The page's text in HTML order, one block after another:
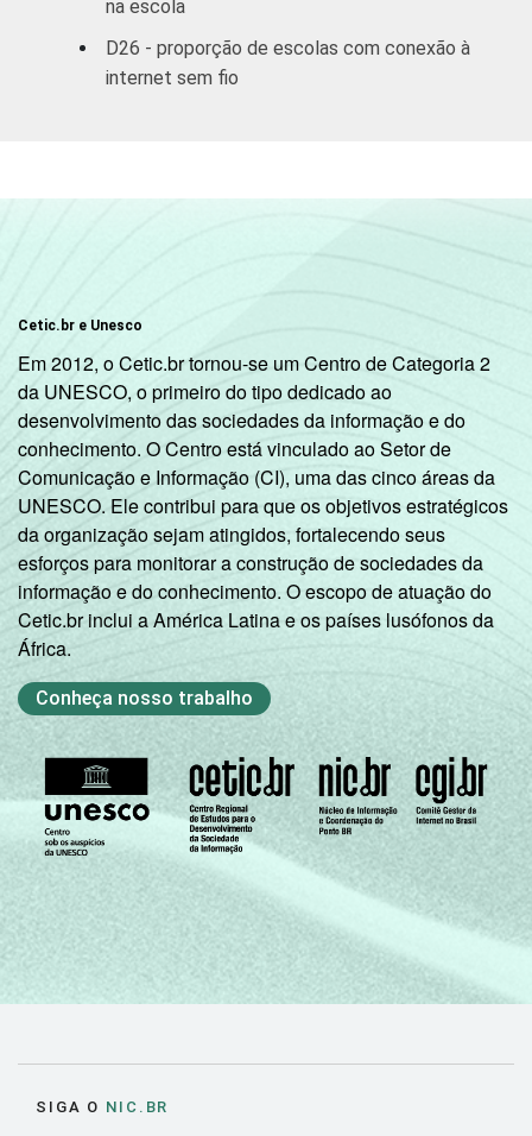
na escola
D26 - proporção de escolas com conexão à
internet sem fio
Cetic.br e Unesco
Em 2012, o Cetic.br tornou-se um Centro de Categoria 2
da UNESCO, o primeiro do tipo dedicado ao
desenvolvimento das sociedades da informação e do
conhecimento. O Centro está vinculado ao Setor de
Comunicação e Informação (CI), uma das cinco áreas da
UNESCO. Ele contribui para que os objetivos estratégicos
da organização sejam atingidos, fortalecendo seus
esforços para monitorar a construção de sociedades da
informação e do conhecimento. O escopo de atuação do
Cetic.br inclui a América Latina e os países lusófonos da
África.
Conheça nosso trabalho
SIGA O NIC.BR